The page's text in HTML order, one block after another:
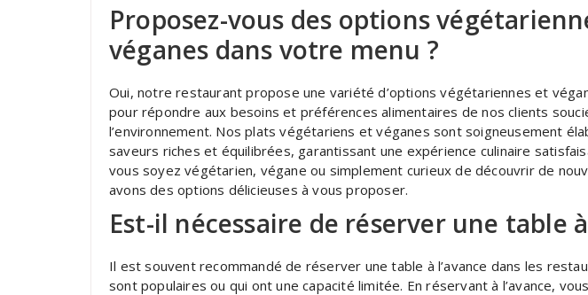
Proposez-vous des options
véganes dans votre menu ?
Oui, notre restaurant propose une variété d’options végétariennes et
pour répondre aux besoins et préférences alimentaires de nos clients
l’environnement. Nos plats végétariens et véganes sont soigneusement
saveurs riches et équilibrées, garantissant une expérience culinaire
vous soyez végétarien, végane ou simplement curieux de découvrir de
avons des options délicieuses à vous proposer.
Est-il nécessaire de réserver une table à
Il est souvent recommandé de réserver une table à l’avance dans les
sont populaires ou qui ont une capacité limitée. En réservant à l’avance,